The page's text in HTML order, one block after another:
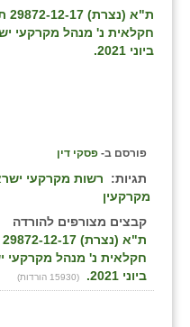
חקלאית נ' מנהל מקרקעי
ביוני 2021.
פורסם ב- פסקי דין
תגיות: רשות מקרקעי
מקרקעין
קבצים מצורפים להורדה
ביוני 2021.
(15930 הורדות)